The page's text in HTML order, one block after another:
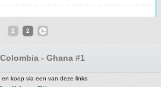
1 2
Colombia - Ghana #1
en koop via een van deze links